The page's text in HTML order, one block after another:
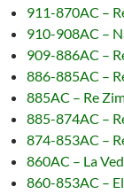
911-870AC –
910-908AC –
909-886AC –
886-885AC –
885AC – Re
885-874AC –
874-853AC –
860AC – La
860-853AC –